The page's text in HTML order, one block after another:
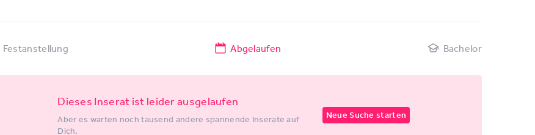
Festanstellung Abgelaufen Bachelor
Dieses Inserat ist leider ausgelaufen
Aber es warten noch tausend andere spannende Inserate auf
Dich.
Neue Suche starten